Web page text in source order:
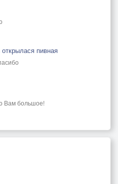
пивная
Вам большое!